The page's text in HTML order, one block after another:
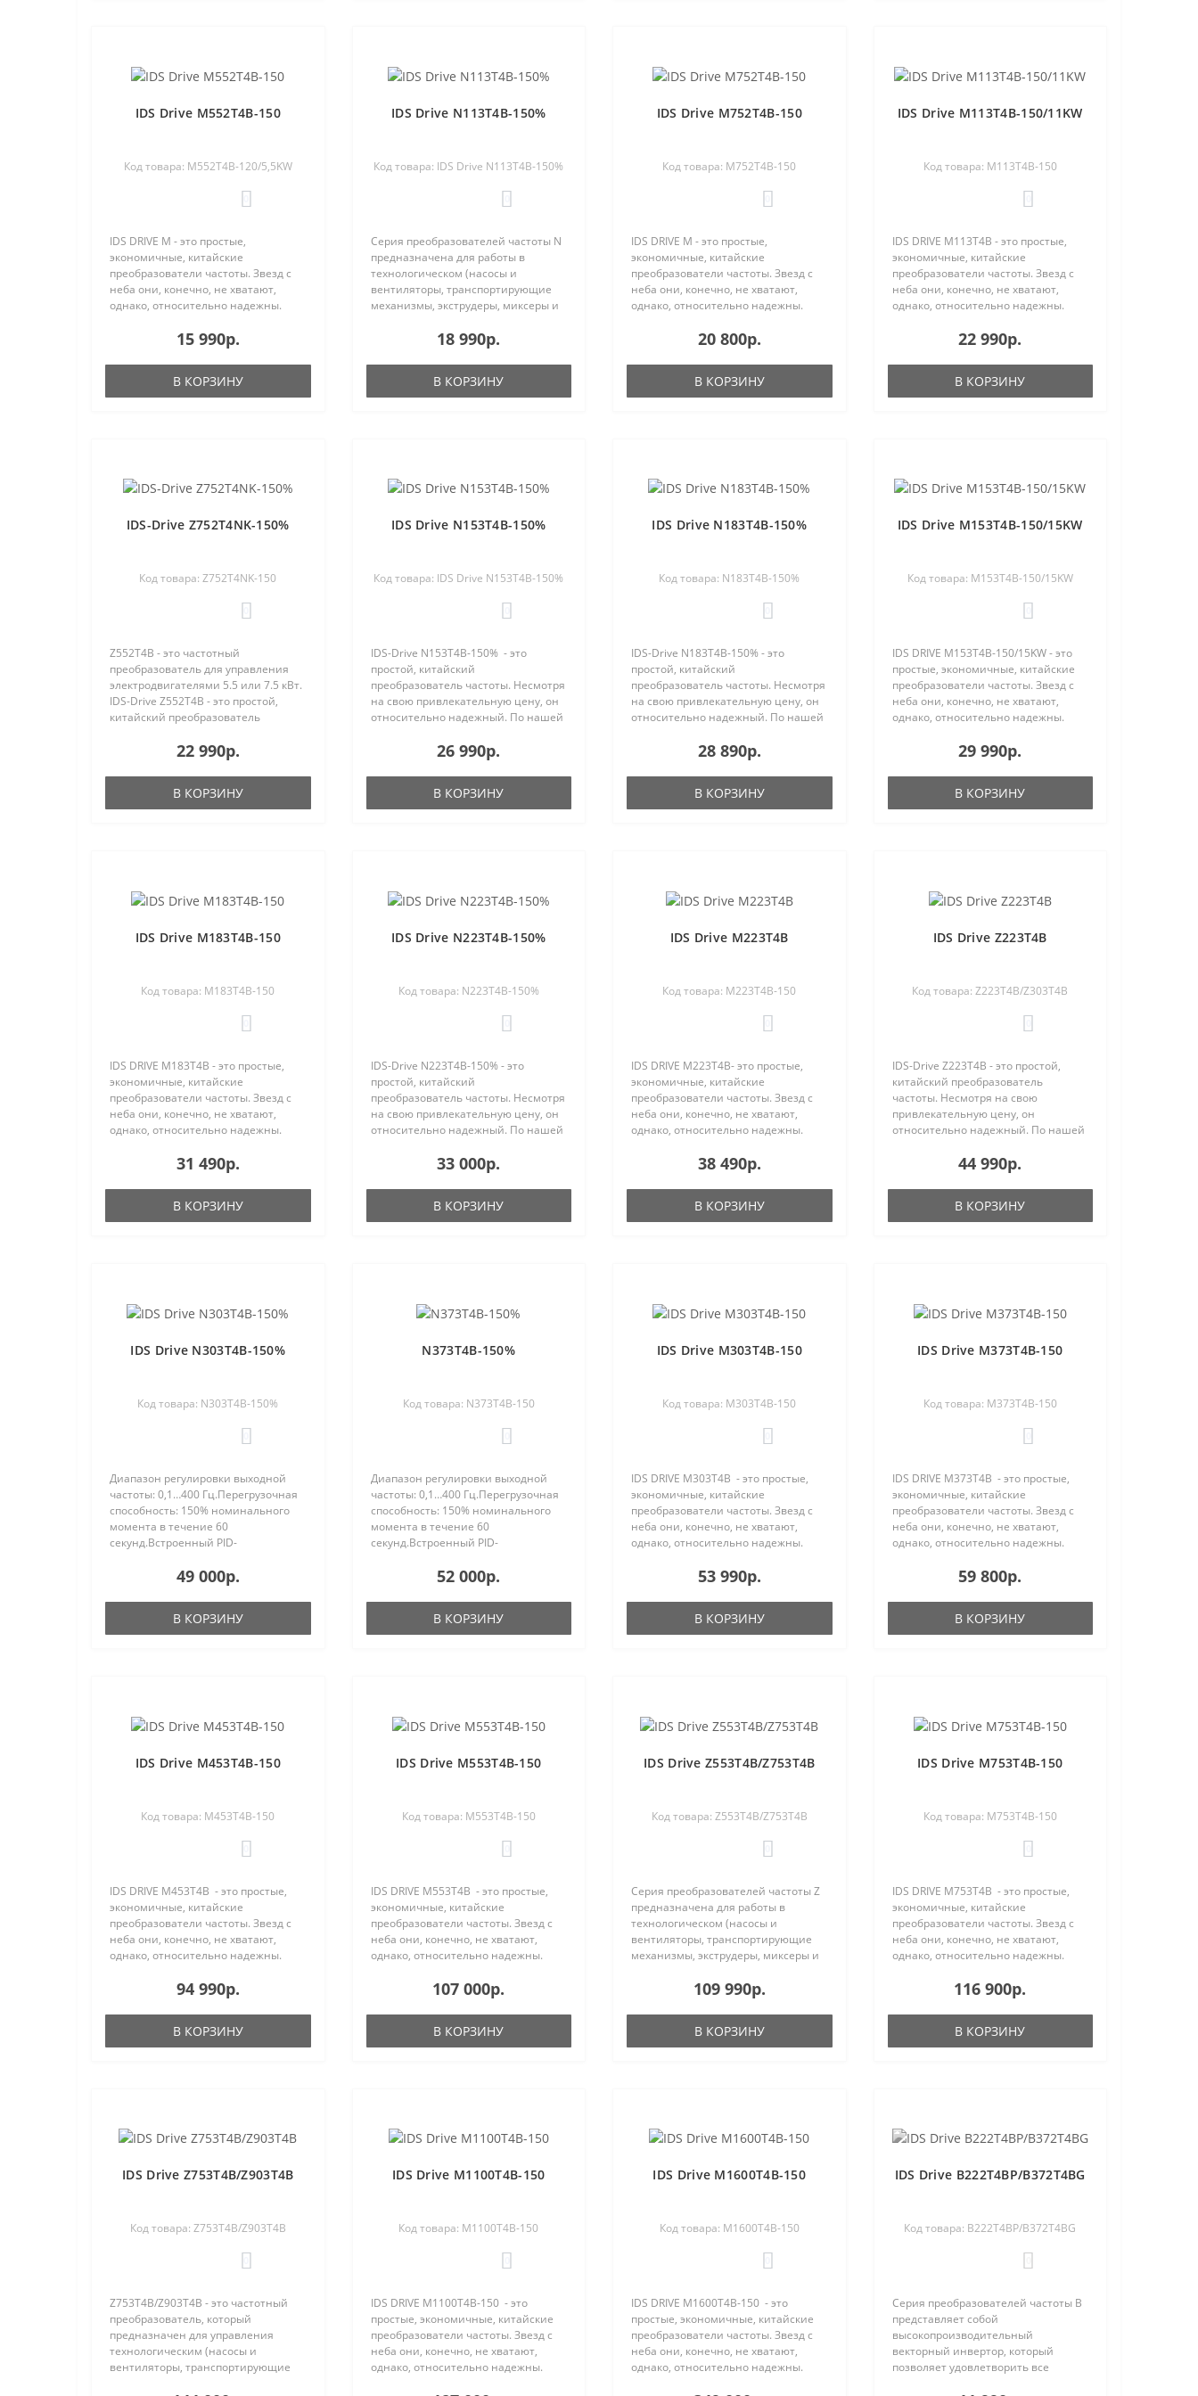
IDS Drive M552T4B-150
Код товара: M552T4B-120/5,5KW
IDS DRIVE M - это простые,
экономичные, китайские
преобразователи частоты. Звезд с
неба они, конечно, не хватают,
однако, относительно надежны.
вполне приемлемым и составляет
по нашей статистики менее 1%. IDS
Drive M..
15 990р.
В КОРЗИНУ
IDS Drive N113T4B-150%
Код товара: IDS Drive N113T4B-150%
Серия преобразователей частоты N
предназначена для работы в
технологическом (насосы и
вентиляторы, транспортирующие
механизмы, экструдеры, миксеры и
оборудовании (станции управления
насосами, системы климата и
кондиционирова..
18 990р.
В КОРЗИНУ
IDS Drive M752T4B-150
Код товара: M752T4B-150
IDS DRIVE M - это простые,
экономичные, китайские
преобразователи частоты. Звезд с
неба они, конечно, не хватают,
однако, относительно надежны.
вполне приемлемым и составляет
по нашей статистики менее 1%. IDS
Driv..
20 800р.
В КОРЗИНУ
IDS Drive M113T4B-150/11KW
Код товара: M113T4B-150
IDS DRIVE M113T4B - это простые,
экономичные, китайские
преобразователи частоты. Звезд с
неба они, конечно, не хватают,
однако, относительно надежны.
вполне приемлемым и составляет
по нашей статистики ме..
22 990р.
В КОРЗИНУ
IDS-Drive Z752T4NK-150%
Код товара: Z752T4NK-150
Z552T4B - это частотный
преобразователь для управления
электродвигателями 5.5 или 7.5 кВт.
IDS-Drive Z552T4B - это простой,
китайский преобразователь
привлекательную цену, он
относительно надежный. По нашей
статистике, котор..
22 990р.
В КОРЗИНУ
IDS Drive N153T4B-150%
Код товара: IDS Drive N153T4B-150%
IDS-Drive N153T4B-150% - это
простой, китайский
преобразователь частоты. Несмотря
на свою привлекательную цену, он
относительно надежный. По нашей
годы работы с IDS-Drive, процент
26 990р.
В КОРЗИНУ
IDS Drive N183T4B-150%
Код товара: N183T4B-150%
IDS-Drive N183T4B-150% - это
простой, китайский
преобразователь частоты. Несмотря
на свою привлекательную цену, он
относительно надежный. По нашей
годы работы с IDS-Drive, процент
отказа составляет менее о..
28 890р.
В КОРЗИНУ
IDS Drive M153T4B-150/15KW
Код товара: M153T4B-150/15KW
IDS DRIVE M153T4B-150/15KW - это
простые, экономичные, китайские
преобразователи частоты. Звезд с
неба они, конечно, не хватают,
однако, относительно надежны.
вполне приемлемым и составляет
29 990р.
В КОРЗИНУ
IDS Drive M183T4B-150
Код товара: M183T4B-150
IDS DRIVE M183T4B - это простые,
экономичные, китайские
преобразователи частоты. Звезд с
неба они, конечно, не хватают,
однако, относительно надежны.
вполне приемлемым и составляет
по нашей статистики ме..
31 490р.
В КОРЗИНУ
IDS Drive N223T4B-150%
Код товара: N223T4B-150%
IDS-Drive N223T4B-150% - это
простой, китайский
преобразователь частоты. Несмотря
на свою привлекательную цену, он
относительно надежный. По нашей
годы работы с IDS-Drive, процент
отказа составляет менее о..
33 000р.
В КОРЗИНУ
IDS Drive M223T4B
Код товара: M223T4B-150
IDS DRIVE M223T4B- это простые,
экономичные, китайские
преобразователи частоты. Звезд с
неба они, конечно, не хватают,
однако, относительно надежны.
вполне приемлемым и составляет
по нашей статистики менее 1%..
38 490р.
В КОРЗИНУ
IDS Drive Z223T4B
Код товара: Z223T4B/Z303T4B
IDS-Drive Z223T4B - это простой,
китайский преобразователь
частоты. Несмотря на свою
привлекательную цену, он
относительно надежный. По нашей
годы работы с IDS-Drive, процент
отказа составляет менее одного
процента...
44 990р.
В КОРЗИНУ
IDS Drive N303T4B-150%
Код товара: N303T4B-150%
Диапазон регулировки выходной
частоты: 0,1…400 Гц.Перегрузочная
способность: 150% номинального
момента в течение 60
секунд.Встроенный PID-
управления.5 цифровых
многофункциональных
программируемых входов (для
модификации N-NK —..
49 000р.
В КОРЗИНУ
N373T4B-150%
Код товара: N373T4B-150
Диапазон регулировки выходной
частоты: 0,1…400 Гц.Перегрузочная
способность: 150% номинального
момента в течение 60
секунд.Встроенный PID-
управления.5 цифровых
многофункциональных
программируемых входов (для
модификации N-NK —..
52 000р.
В КОРЗИНУ
IDS Drive M303T4B-150
Код товара: M303T4B-150
IDS DRIVE M303T4B - это простые,
экономичные, китайские
преобразователи частоты. Звезд с
неба они, конечно, не хватают,
однако, относительно надежны.
вполне приемлемым и составляет
53 990р.
В КОРЗИНУ
IDS Drive M373T4B-150
Код товара: M373T4B-150
IDS DRIVE M373T4B - это простые,
экономичные, китайские
преобразователи частоты. Звезд с
неба они, конечно, не хватают,
однако, относительно надежны.
вполне приемлемым и составляет
59 800р.
В КОРЗИНУ
IDS Drive M453T4B-150
Код товара: M453T4B-150
IDS DRIVE M453T4B - это простые,
экономичные, китайские
преобразователи частоты. Звезд с
неба они, конечно, не хватают,
однако, относительно надежны.
вполне приемлемым и составляет
94 990р.
В КОРЗИНУ
IDS Drive M553T4B-150
Код товара: M553T4B-150
IDS DRIVE M553T4B - это простые,
экономичные, китайские
преобразователи частоты. Звезд с
неба они, конечно, не хватают,
однако, относительно надежны.
вполне приемлемым и составляет
107 000р.
В КОРЗИНУ
IDS Drive Z553T4B/Z753T4B
Код товара: Z553T4B/Z753T4B
Серия преобразователей частоты Z
предназначена для работы в
технологическом (насосы и
вентиляторы, транспортирующие
механизмы, экструдеры, миксеры и
оборудовании (станции управления
насосами, системы климата и
кондиционирова..
109 990р.
В КОРЗИНУ
IDS Drive M753T4B-150
Код товара: M753T4B-150
IDS DRIVE M753T4B - это простые,
экономичные, китайские
преобразователи частоты. Звезд с
неба они, конечно, не хватают,
однако, относительно надежны.
вполне приемлемым и составляет
116 900р.
В КОРЗИНУ
IDS Drive Z753T4B/Z903T4B
Код товара: Z753T4B/Z903T4B
Z753T4B/Z903T4B - это частотный
преобразователь, который
предназначен для управления
технологическим (насосы и
вентиляторы, транспортирующие
IDS Drive M1100T4B-150
Код товара: M1100T4B-150
IDS DRIVE M1100T4B-150 - это
простые, экономичные, китайские
преобразователи частоты. Звезд с
неба они, конечно, не хватают,
однако, относительно надежны.
IDS Drive M1600T4B-150
Код товара: M1600T4B-150
IDS DRIVE M1600T4B-150 - это
простые, экономичные, китайские
преобразователи частоты. Звезд с
неба они, конечно, не хватают,
однако, относительно надежны.
IDS Drive B222T4BP/B372T4BG
Код товара: B222T4BP/B372T4BG
Серия преобразователей частоты B
представляет собой
высокопроизводительный
векторный инвертор, который
позволяет удовлетворить все